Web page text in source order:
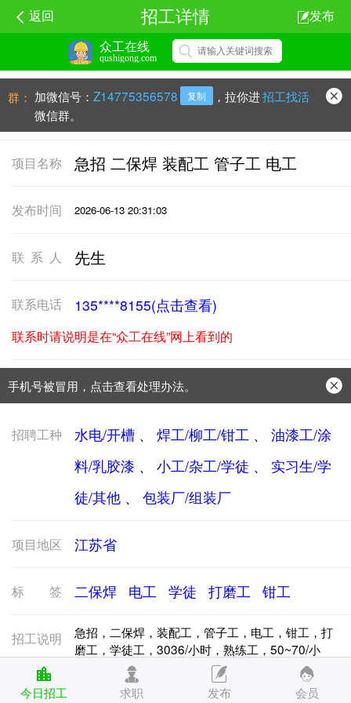
众工在线
qushigong.com
返回 招工详情 发布
群： 加微信号： Z14775356578 复制 ，拉你进招工找活
微信群。
项目名称 急招 二保焊 装配工 管子工 电工
发布时间 2026-06-13 20:31:03
联系人 先生
联系电话 135****8155(点击查看)
联系时请说明是在“众工在线”网上看到的
手机号被冒用，点击查看处理办法。
防骗常识：学会这些不上当？
招聘工种 水电/开槽 、 焊工/柳工/钳工 、 油漆工/涂
料/乳胶漆 、 小工/杂工/学徒 、 实习生/学
徒/其他 、 包装厂/组装厂
项目地区 江苏省
标签 二保焊 电工 学徒 打磨工 钳工
招工说明
急招，二保焊，装配工，管子工，电工，钳工，打
磨工，学徒工，3036/小时，熟练工，50~70/小
时，上班，8/小时，加班，2~3/小时，吃工作餐，
住集体宿舍，长白班，每月25发工资，18~56/岁，
今日招工 求职 发布 会员